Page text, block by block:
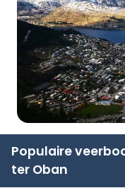
Populaire
ter Oban